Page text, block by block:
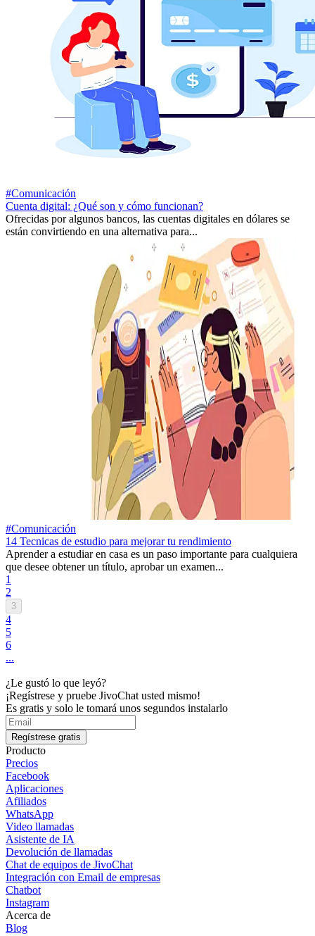
#Comunicación
Cuenta digital: ¿Qué son y cómo funcionan?
Ofrecidas por algunos bancos, las cuentas digitales en dólares se
están convirtiendo en una alternativa para...
#Comunicación
14 Tecnicas de estudio para mejorar tu rendimiento
Aprender a estudiar en casa es un paso importante para cualquiera
que desee obtener un título, aprobar un examen...
1
2
3
4
5
6
...
¿Le gustó lo que leyó?
¡Regístrese y pruebe JivoChat usted mismo!
Es gratis y solo le tomará unos segundos instalarlo
Regístrese gratis
Producto
Precios
Facebook
Aplicaciones
Afiliados
WhatsApp
Video llamadas
Asistente de IA
Devolución de llamadas
Chat de equipos de JivoChat
Integración con Email de empresas
Chatbot
Instagram
Acerca de
Blog